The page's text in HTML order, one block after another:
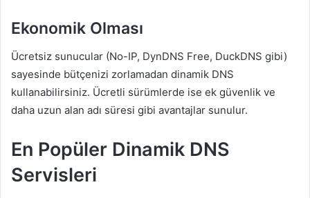
Ekonomik Olması
Ücretsiz sunucular (No-IP, DynDNS Free, DuckDNS gibi)
sayesinde bütçenizi zorlamadan dinamik DNS
kullanabilirsiniz. Ücretli sürümlerde ise ek güvenlik ve
daha uzun alan adı süresi gibi avantajlar sunulur.
En Popüler Dinamik DNS
Servisleri